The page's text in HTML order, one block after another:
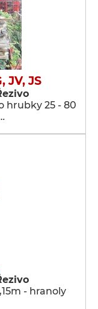
JV, JS
hrubky 25 - 80
- hranoly